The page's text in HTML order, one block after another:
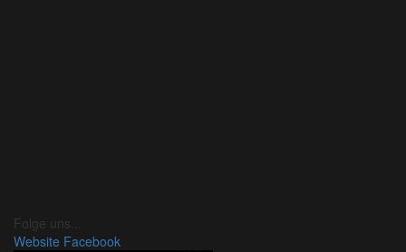
Folge uns...
Website Facebook